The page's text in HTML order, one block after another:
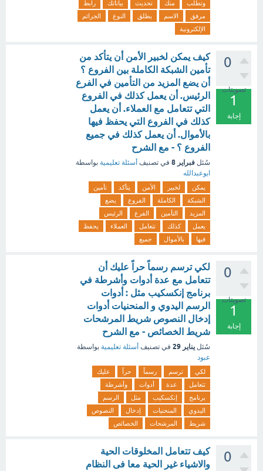
وتطلب
منك تحديث بياناتك
رابط
مرفق
الاسم يطلق النوع
الجرائم
الإلكترونية
0
تصويتات
1
إجابة
كيف يمكن لخبير الأمن أن يتأكد من
تأمين الشبكة الكاملة بين الفروع ؟
أن يضع المزيد من التأمين في الفرع
الرئيس. أن يعمل كذلك في الفروع
التي تتعامل مع العملاء. أن يعمل
كذلك في الفروع التي يحفظ فيها
بالأموال. أن يعمل كذلك في جميع
الفروع ؟ - مع الشرح
سُئل فبراير 8 في تصنيف أسئلة تعليمية بواسطة
ابوعبدالله
يمكن لخبير الأمن يتأكد
تأمين
الشبكة
الكاملة الفروع
يضع
المزيد
التأمين الفرع
الرئيس
يعمل
كذلك تتعامل العملاء
يحفظ
فيها
بالأموال جميع
0
تصويتات
1
إجابة
لكي ترسم رسماً حراً عليك أن
تتعامل مع عدة أدوات وأشرطة في
برنامج إنكسكيب مثل : أدوات
الرسم اليدوي و المنحنيات أدوات
إدخال النصوص شريط المرشحات
شريط الخصائص - مع الشرح
سُئل يناير 29 في تصنيف أسئلة تعليمية بواسطة
عبود
لكي ترسم رسماً حراً
عليك
تتعامل
عدة أدوات
وأشرطة
برنامج
إنكسكيب مثل
الرسم
اليدوي
المنحنيات إدخال
النصوص
شريط
المرشحات الخصائص
0
كيف تتعامل المخلوقات الحية
والاشياء غير الحية معا فى النظام